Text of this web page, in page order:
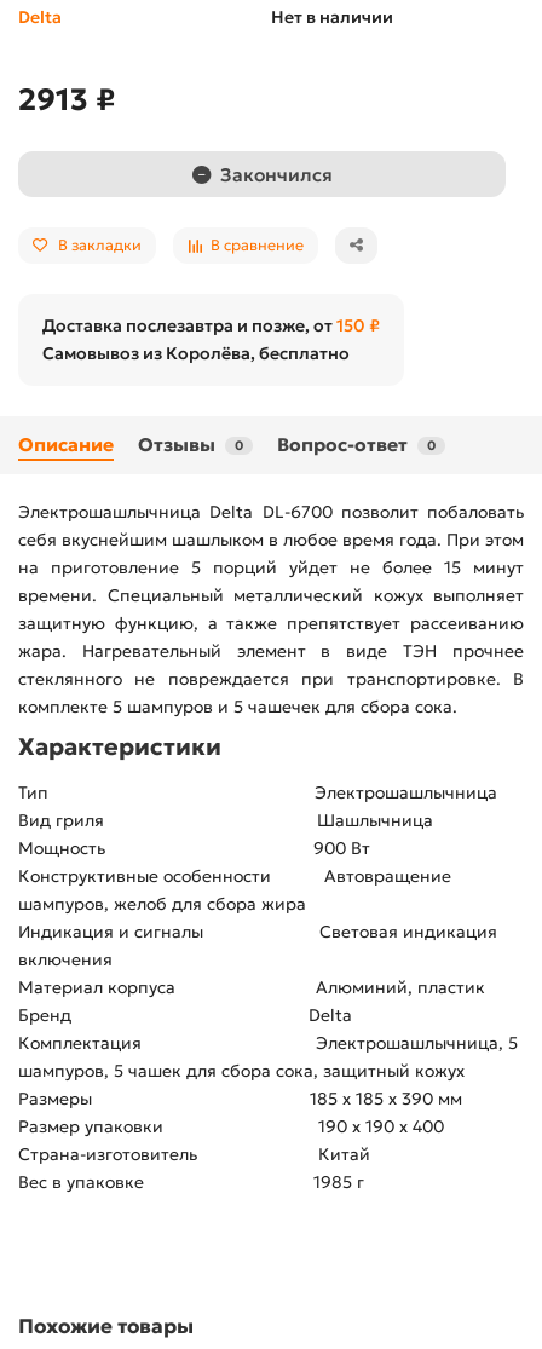
Delta Нет в наличии
2913 ₽
Закончился
В закладки В сравнение
Доставка послезавтра и позже, от150 ₽
Самовывоз из Королёва, бесплатно
Описание Отзывы 0 Вопрос-ответ 0
Электрошашлычница Delta DL-6700 позволит побаловать
себя вкуснейшим шашлыком в любое время года. При этом
на приготовление 5 порций уйдет не более 15 минут
времени. Специальный металлический кожух выполняет
защитную функцию, а также препятствует рассеиванию
жара. Нагревательный элемент в виде ТЭН прочнее
стеклянного не повреждается при транспортировке. В
комплекте 5 шампуров и 5 чашечек для сбора сока.
Характеристики
Тип Электрошашлычница
Вид гриля Шашлычница
Мощность 900 Вт
Конструктивные особенности Автовращение
шампуров, желоб для сбора жира
Индикация и сигналы Световая индикация
включения
Материал корпуса Алюминий, пластик
Бренд Delta
Комплектация Электрошашлычница, 5
шампуров, 5 чашек для сбора сока, защитный кожух
Размеры 185 x 185 x 390 мм
Размер упаковки 190 x 190 x 400
Страна-изготовитель Китай
Вес в упаковке 1985 г
Похожие товары